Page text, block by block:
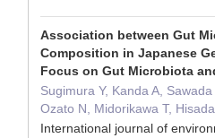
Association between Gut
Composition in Japanese
Focus on Gut Microbiota
Sugimura Y, Kanda A, Sawada
Ozato N, Midorikawa T,
International journal of